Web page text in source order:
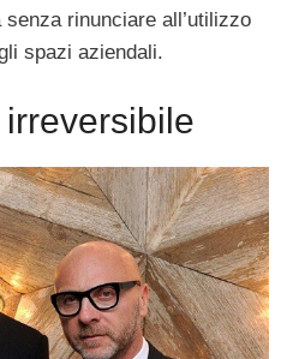
rinunciare all’utilizzo
spazi aziendali.